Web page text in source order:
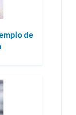
de